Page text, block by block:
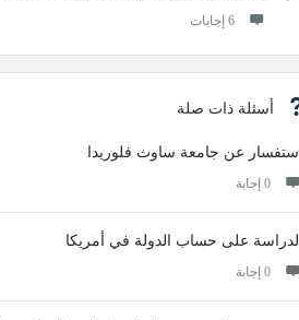
‫6 إجابات
أسئلة ذات صلة
استفسار عن جامعة ساوث فلوريدا
‫0 إجابة
الدراسة على حساب الدولة في أمريكا
‫0 إجابة